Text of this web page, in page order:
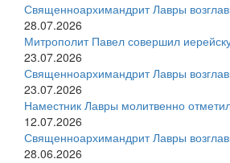
Священноархимандрит Лавры
28.07.2026
Митрополит Павел совершил
23.07.2026
Священноархимандрит Лавры
23.07.2026
Наместник Лавры молитвенно
12.07.2026
Священноархимандрит Лавры
28.06.2026